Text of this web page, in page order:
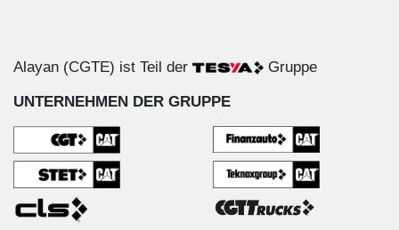
Alayan (CGTE) ist Teil der Gruppe
UNTERNEHMEN DER GRUPPE